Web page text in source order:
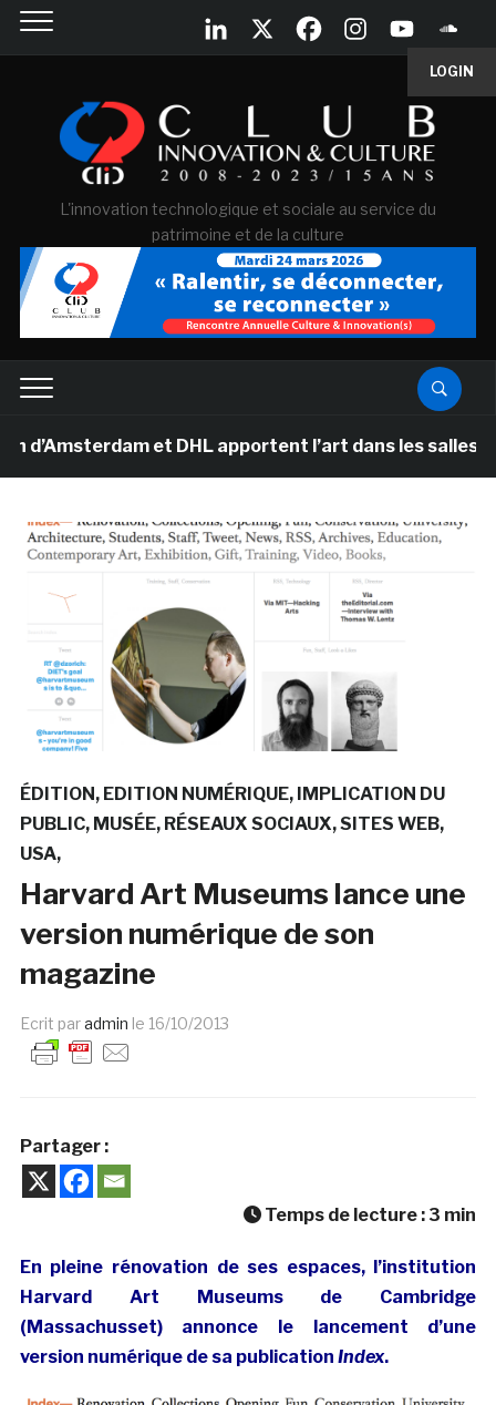
LOGIN
L'innovation technologique et sociale au service du
patrimoine et de la culture
et DHL apportent l’art dans les salles de
ÉDITION EDITION NUMÉRIQUE IMPLICATION DU
PUBLIC MUSÉE RÉSEAUX SOCIAUX SITES WEB
USA
Harvard Art Museums lance une
version numérique de son
magazine
Ecrit paradmin le 16/10/2013
Partager :
Temps de lecture : 3 min
En pleine rénovation de ses espaces, l’institution
Harvard Art Museums de Cambridge
(Massachusset) annonce le lancement d’une
version numérique de sa publication Index.